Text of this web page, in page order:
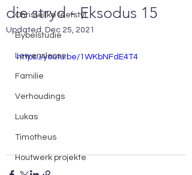
Christelike leefstyl
Bybelstudie
Lewenslesse
Familie
Verhoudings
Lukas
Timotheus
Houtwerk projekte
die stryd - Eksodus 15
Updated: Dec 25, 2021
https://youtu.be/1WKbNFdE4T4